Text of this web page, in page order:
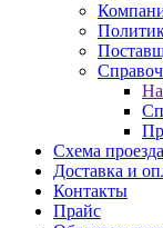
Схема проезда
Доставка и
Контакты
Прайс